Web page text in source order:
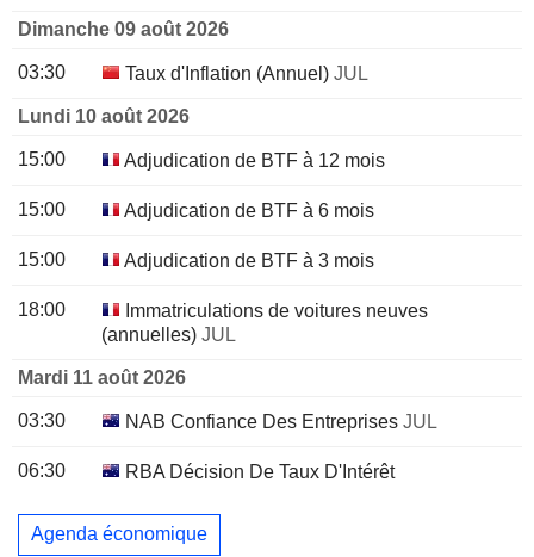
Dimanche 09 août 2026
03:30 Taux d'Inflation (Annuel) JUL
Lundi 10 août 2026
15:00 Adjudication de BTF à 12 mois
15:00 Adjudication de BTF à 6 mois
15:00 Adjudication de BTF à 3 mois
18:00
Immatriculations de voitures neuves
(annuelles) JUL
Mardi 11 août 2026
03:30 NAB Confiance Des Entreprises JUL
06:30 RBA Décision De Taux D'Intérêt
Agenda économique